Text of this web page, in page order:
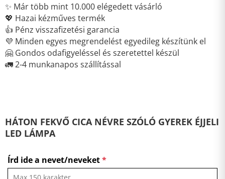
✨ Már több mint 10.000 elégedett vásárló
💖 Hazai kézműves termék
👍 Pénz visszafizetési garancia
💜 Minden egyes megrendelést egyedileg készítünk el
🤗 Gondos odafigyeléssel és szeretettel készül
🚛 2-4 munkanapos szállítással
HÁTON FEKVŐ CICA NÉVRE SZÓLÓ GYEREK ÉJJELI
LED LÁMPA
Írd ide a nevet/neveket*